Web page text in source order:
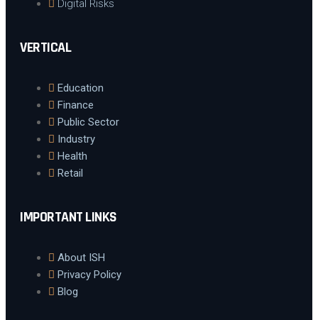
Digital Risks
VERTICAL
Education
Finance
Public Sector
Industry
Health
Retail
IMPORTANT LINKS
About ISH
Privacy Policy
Blog